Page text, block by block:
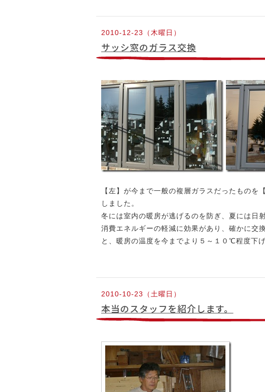
2010-12-23（木曜日）
サッシ窓のガラス交換
【左】が今まで一般の複層ガラスだったもの
しました。
冬には室内の暖房が逃げるのを防ぎ、夏には日
消費エネルギーの軽減に効果があり、確かに交
と、暖房の温度を今までより５～１０℃程度下げ
2010-10-23（土曜日）
本当のスタッフを紹介します。